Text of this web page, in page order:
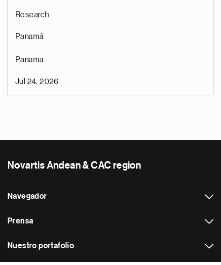
Research
Panamá
Panama
Jul 24, 2026
Novartis Andean & CAC region
Navegador
Prensa
Nuestro portafolio